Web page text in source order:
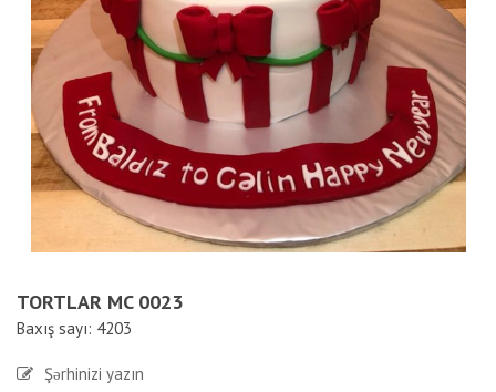
TORTLAR MC 0023
Baxış sayı: 4203
Şərhinizi yazın